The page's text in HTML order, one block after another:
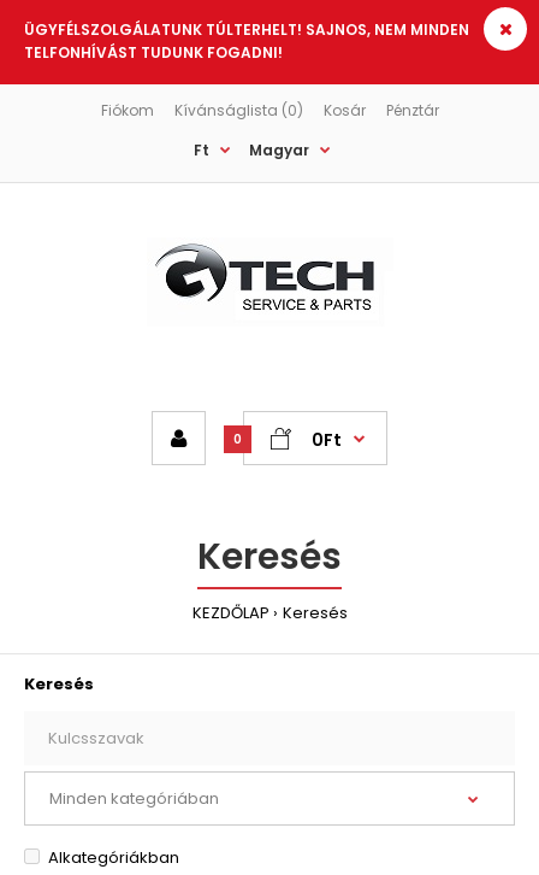
ÜGYFÉLSZOLGÁLATUNK TÚLTERHELT! SAJNOS, NEM MINDEN
TELFONHÍVÁST TUDUNK FOGADNI!
Fiókom Kívánságlista (0) Kosár
Pénztár
Ft
Magyar
0 0Ft
Keresés
KEZDŐLAP Keresés
Keresés
Alkategóriákban